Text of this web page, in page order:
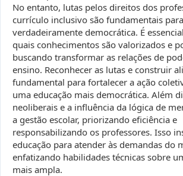
No entanto, lutas pelos direitos dos
currículo inclusivo são fundamentais
verdadeiramente democrática. É
quais conhecimentos são valorizados e
buscando transformar as relações de
ensino. Reconhecer as lutas e construir
fundamental para fortalecer a ação
uma educação mais democrática. Além
neoliberais e a influência da lógica de
a gestão escolar, priorizando eficiência e
responsabilizando os professores. Isso
educação para atender às demandas do
enfatizando habilidades técnicas sobre
mais ampla.